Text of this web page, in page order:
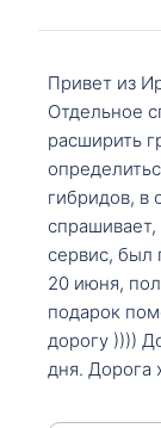
Привет из
Отдельное
расширить
гибридов, в
спрашивает,
сервис, был
20 июня,
подарок
дорогу ))))
дня. Дорога